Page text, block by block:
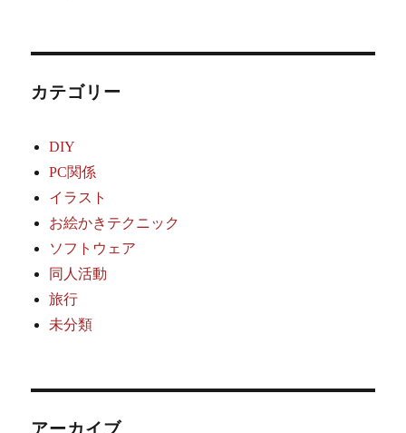
カテゴリー
DIY
PC関係
イラスト
お絵かきテクニック
ソフトウェア
同人活動
旅行
未分類
アーカイブ